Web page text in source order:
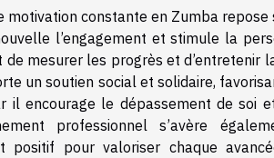
motivation constante en Zumba
l’engagement et stimule la
mesurer les progrès et d’entretenir
un soutien social et solidaire,
il encourage le dépassement de soi
professionnel s’avère
positif pour valoriser chaque